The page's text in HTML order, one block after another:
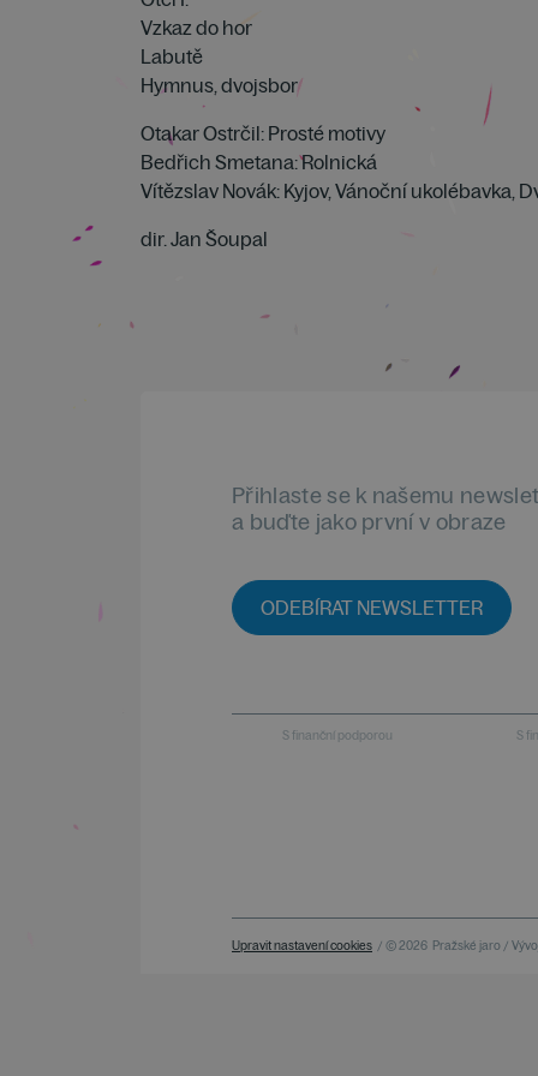
Vzkaz do hor
Labutě
Hymnus, dvojsbor
Otakar Ostrčil: Prosté motivy
Bedřich Smetana: Rolnická
Vítězslav Novák: Kyjov, Vánoční ukolébavka,
dir. Jan Šoupal
Přihlaste se k našemu
a buďte jako první v obraze
ODEBÍRAT NEWSLETTER
S finanční podporou S
Upravit nastavení cookies / © 2026 Pražské jaro /